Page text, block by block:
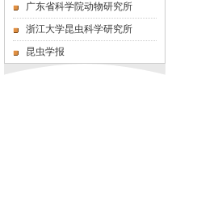
广东省科学院动物研究所
浙江大学昆虫科学研究所
昆虫学报